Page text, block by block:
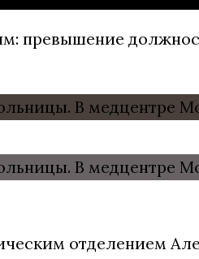
превышение
отделением